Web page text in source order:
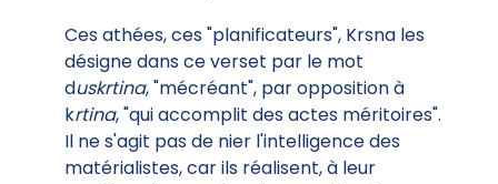
Ces athées, ces "planificateurs", Krsna les
désigne dans ce verset par le mot
duskrtina, "mécréant", par opposition à
krtina, "qui accomplit des actes méritoires".
Il ne s'agit pas de nier l'intelligence des
matérialistes, car ils réalisent, à leur